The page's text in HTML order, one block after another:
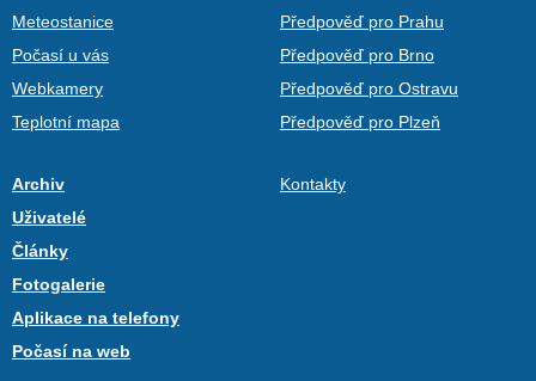
Meteostanice
Počasí u vás
Webkamery
Teplotní mapa
Předpověď pro Prahu
Předpověď pro Brno
Předpověď pro Ostravu
Předpověď pro Plzeň
Archiv
Uživatelé
Články
Fotogalerie
Aplikace na telefony
Počasí na web
Kontakty